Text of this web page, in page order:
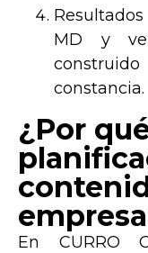
MD y
constancia.
¿Por
empresa
En CURRO